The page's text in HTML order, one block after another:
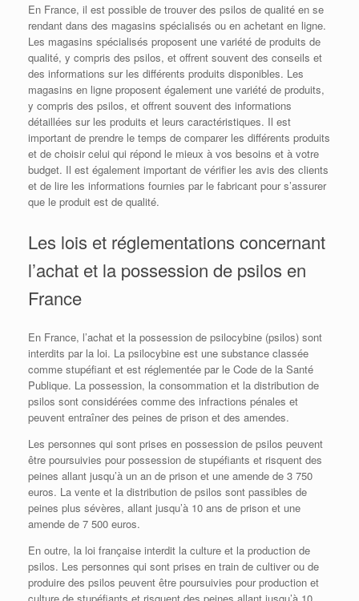
En France, il est possible de trouver des psilos de qualité en se
rendant dans des magasins spécialisés ou en achetant en ligne.
Les magasins spécialisés proposent une variété de produits de
qualité, y compris des psilos, et offrent souvent des conseils et
des informations sur les différents produits disponibles. Les
magasins en ligne proposent également une variété de produits,
y compris des psilos, et offrent souvent des informations
détaillées sur les produits et leurs caractéristiques. Il est
important de prendre le temps de comparer les différents produits
et de choisir celui qui répond le mieux à vos besoins et à votre
budget. Il est également important de vérifier les avis des clients
et de lire les informations fournies par le fabricant pour s’assurer
que le produit est de qualité.
Les lois et réglementations concernant
l’achat et la possession de psilos en
France
En France, l’achat et la possession de psilocybine (psilos) sont
interdits par la loi. La psilocybine est une substance classée
comme stupéfiant et est réglementée par le Code de la Santé
Publique. La possession, la consommation et la distribution de
psilos sont considérées comme des infractions pénales et
peuvent entraîner des peines de prison et des amendes.
Les personnes qui sont prises en possession de psilos peuvent
être poursuivies pour possession de stupéfiants et risquent des
peines allant jusqu’à un an de prison et une amende de 3 750
euros. La vente et la distribution de psilos sont passibles de
peines plus sévères, allant jusqu’à 10 ans de prison et une
amende de 7 500 euros.
En outre, la loi française interdit la culture et la production de
psilos. Les personnes qui sont prises en train de cultiver ou de
produire des psilos peuvent être poursuivies pour production et